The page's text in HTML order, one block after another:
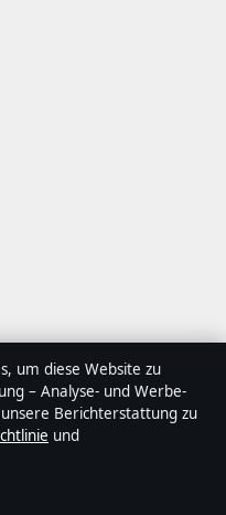
digitaler
Politik, Wirtschaft,
Jeder Artikel
um diese Website zu
– Analyse- und Werbe-
Berichterstattung zu
und